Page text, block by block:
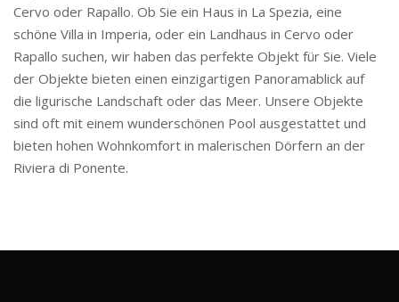
Cervo oder Rapallo. Ob Sie ein Haus in La Spezia, eine
schöne Villa in Imperia, oder ein Landhaus in Cervo oder
Rapallo suchen, wir haben das perfekte Objekt für Sie. Viele
der Objekte bieten einen einzigartigen Panoramablick auf
die ligurische Landschaft oder das Meer. Unsere Objekte
sind oft mit einem wunderschönen Pool ausgestattet und
bieten hohen Wohnkomfort in malerischen Dörfern an der
Riviera di Ponente.